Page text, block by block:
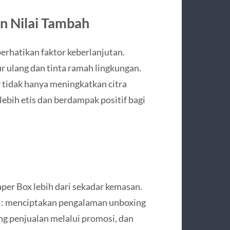
Nilai Tambah
faktor keberlanjutan.
ulang dan tinta ramah lingkungan.
hanya meningkatkan citra
etis dan berdampak positif bagi
Box lebih dari sekadar kemasan.
menciptakan pengalaman unboxing
penjualan melalui promosi, dan